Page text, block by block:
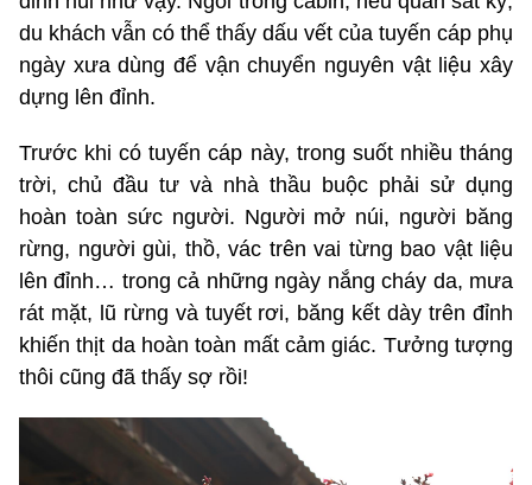
du khách vẫn có thể thấy dấu vết của tuyến cáp phụ
ngày xưa dùng để vận chuyển nguyên vật liệu xây
dựng lên đỉnh.
Trước khi có tuyến cáp này, trong suốt nhiều tháng
trời, chủ đầu tư và nhà thầu buộc phải sử dụng
hoàn toàn sức người. Người mở núi, người băng
rừng, người gùi, thồ, vác trên vai từng bao vật liệu
lên đỉnh… trong cả những ngày nắng cháy da, mưa
rát mặt, lũ rừng và tuyết rơi, băng kết dày trên đỉnh
khiến thịt da hoàn toàn mất cảm giác. Tưởng tượng
thôi cũng đã thấy sợ rồi!